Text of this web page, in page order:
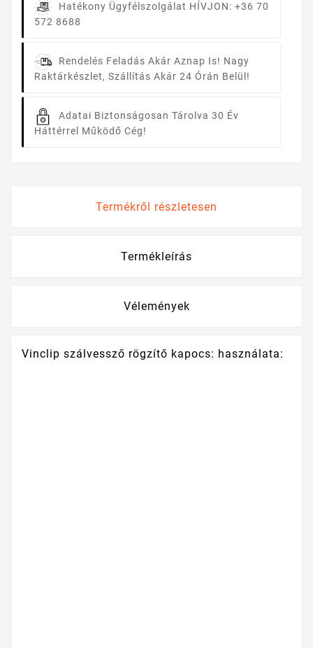
Hatékony Ügyfélszolgálat HÍVJON: +36 70
572 8688
Rendelés Feladás Akár Aznap Is! Nagy
Raktárkészlet, Szállítás Akár 24 Órán Belül!
Adatai Biztonságosan Tárolva 30 Év
Háttérrel Működő Cég!
Termékről részletesen
Termékleírás
Vélemények
Vinclip szálvessző rögzítő kapocs: használata: